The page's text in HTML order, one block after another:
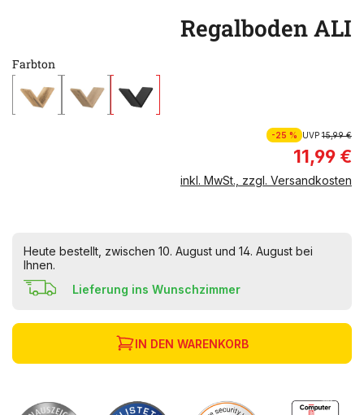
Regalboden ALI
Farbton
-25 % UVP15,99 €
11,99 €
inkl. MwSt., zzgl. Versandkosten
Heute bestellt, zwischen 10. August und 14. August bei
Ihnen.
Lieferung ins Wunschzimmer
IN DEN WARENKORB